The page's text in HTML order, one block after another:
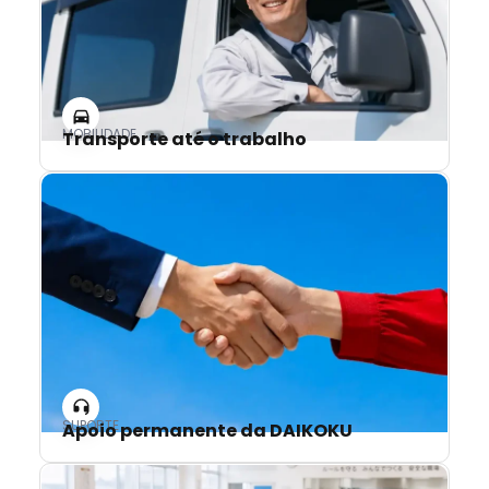
MOBILIDADE
Transporte até o trabalho
SUPORTE
Apoio permanente da DAIKOKU